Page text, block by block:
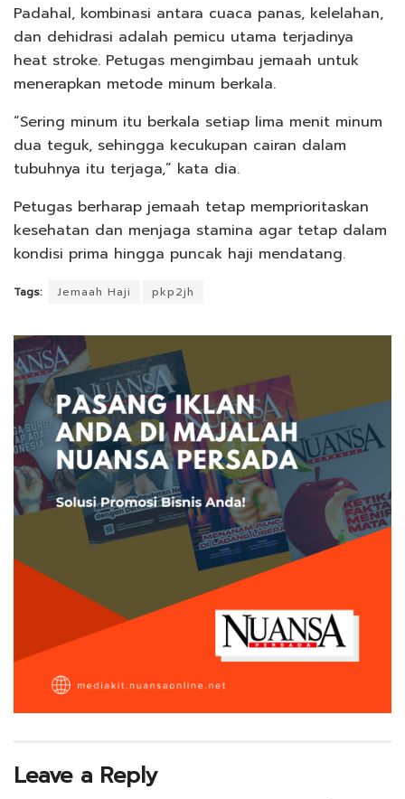
Padahal, kombinasi antara cuaca panas, kelelahan,
dan dehidrasi adalah pemicu utama terjadinya
heat stroke. Petugas mengimbau jemaah untuk
menerapkan metode minum berkala.
“Sering minum itu berkala setiap lima menit minum
dua teguk, sehingga kecukupan cairan dalam
tubuhnya itu terjaga,” kata dia.
Petugas berharap jemaah tetap memprioritaskan
kesehatan dan menjaga stamina agar tetap dalam
kondisi prima hingga puncak haji mendatang.
Tags: Jemaah Haji pkp2jh
Leave a Reply